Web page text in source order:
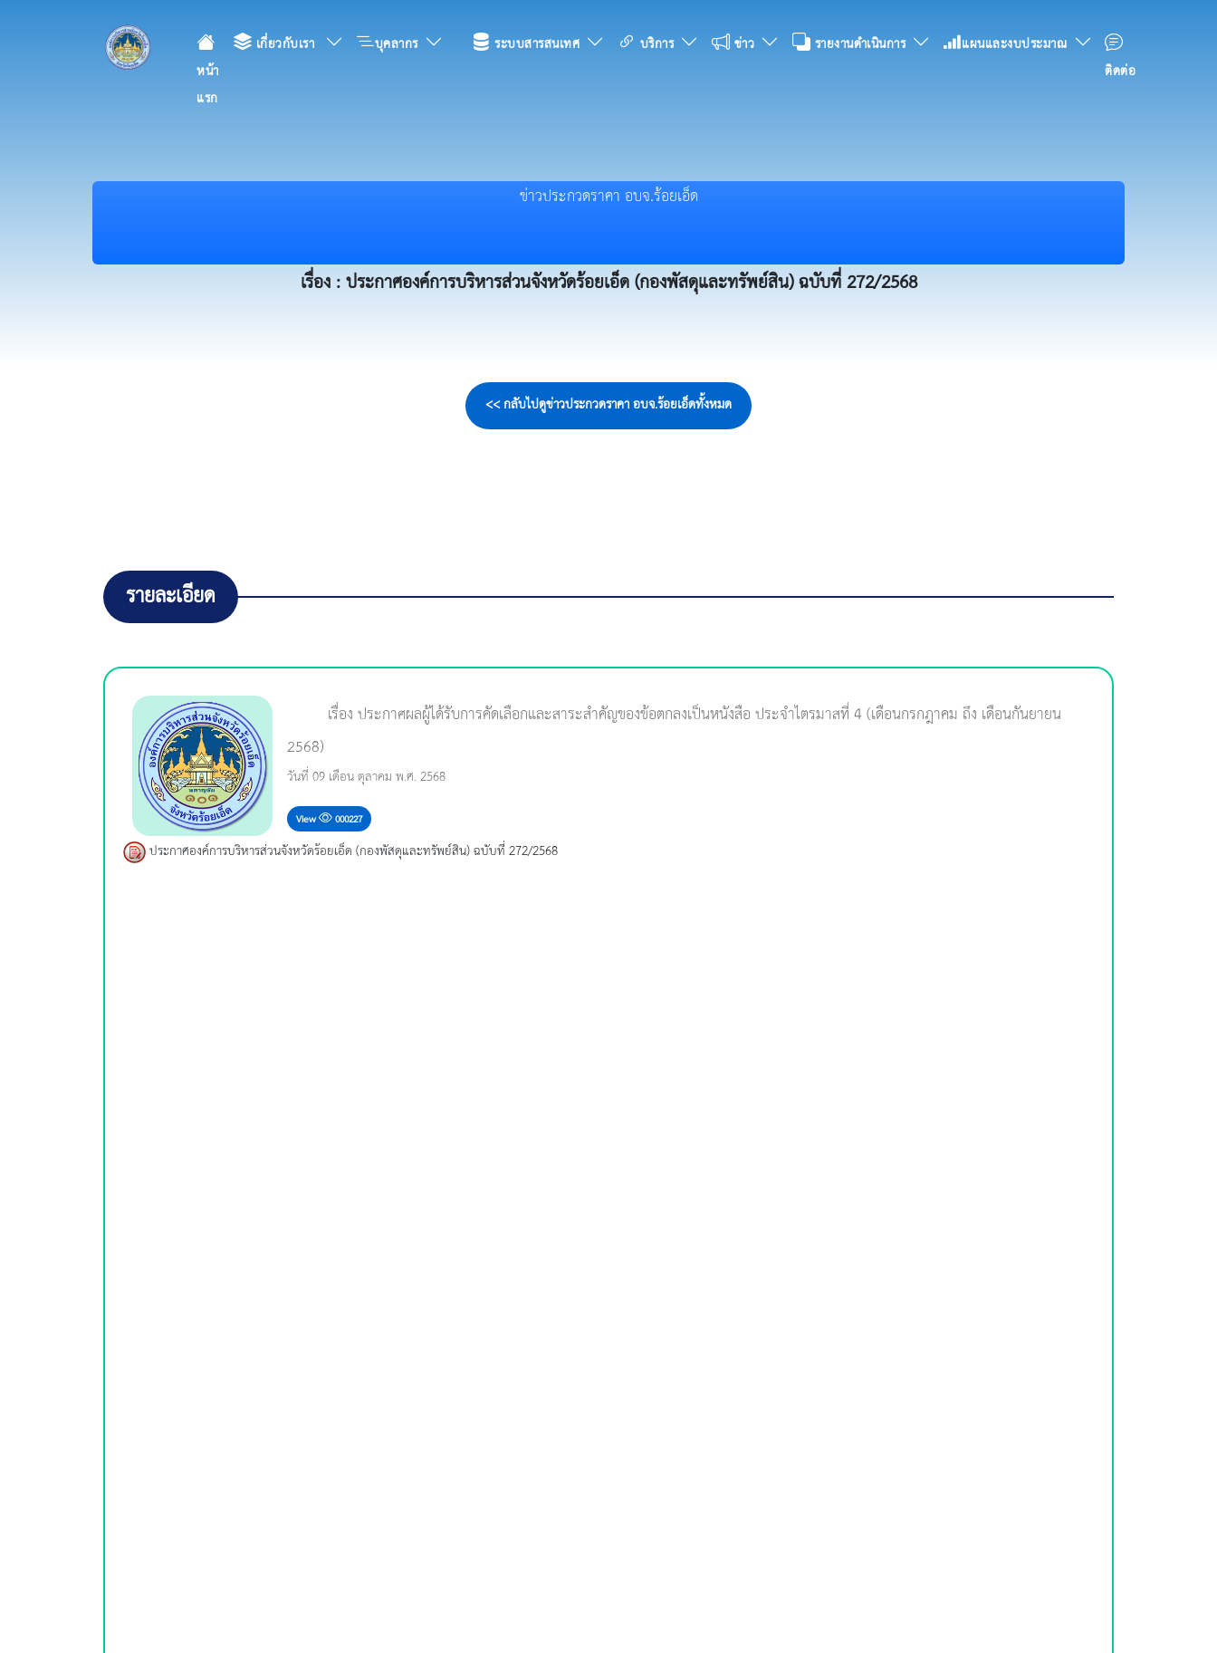
หน้า
แรก
เกี่ยวกับเรา บุคลากร ระบบสารสนเทศ บริการ ข่าว รายงานดำเนินการ
แผนและงบประมาณ
ติดต่อ
ข่าวประกวดราคา อบจ.ร้อยเอ็ด
เรื่อง : ประกาศองค์การบริหารส่วนจังหวัดร้อยเอ็ด (กองพัสดุและทรัพย์สิน) ฉบับที่ 272/2568
<< กลับไปดูข่าวประกวดราคา อบจ.ร้อยเอ็ดทั้งหมด
รายละเอียด
เรื่อง ประกาศผลผู้ได้รับการคัดเลือกและสาระสำคัญของข้อตกลงเป็นหนังสือ ประจำไตรมาสที่ 4 (เดือนกรกฎาคม ถึง เดือนกันยายน
2568)
วันที่ 09 เดือน ตุลาคม พ.ศ. 2568
View 000227
ประกาศองค์การบริหารส่วนจังหวัดร้อยเอ็ด (กองพัสดุและทรัพย์สิน) ฉบับที่ 272/2568